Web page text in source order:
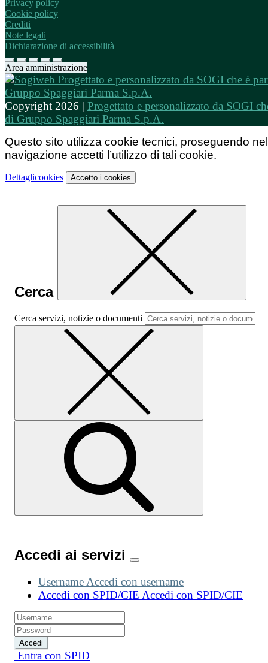
Privacy policy
Cookie policy
Crediti
Note legali
Dichiarazione di accessibilità
Area amministrazione
Copyright 2026 | Progettato e personalizzato da SOGI
di Gruppo Spaggiari Parma S.p.A.
Questo sito utilizza cookie tecnici, proseguendo
navigazione accetti l’utilizzo di tali cookie.
Dettaglicookies Accetto i cookies
Cerca
Cerca servizi, notizie o documenti
Accedi ai servizi
Username Accedi con username
Accedi con SPID/CIE Accedi con SPID/CIE
Accedi
Entra con SPID